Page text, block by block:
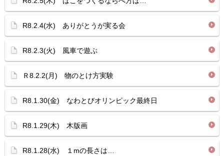
R8.2.4(水) ありがとうが実る会
R8.2.3(火) 風車で遊ぶ
Ｒ8.2.2(月) 物のとけ方実験
R8.1.30(金) なわとびオリンピック最終日
R8.1.29(木) 木版画
R8.1.28(水) １mの長さは…